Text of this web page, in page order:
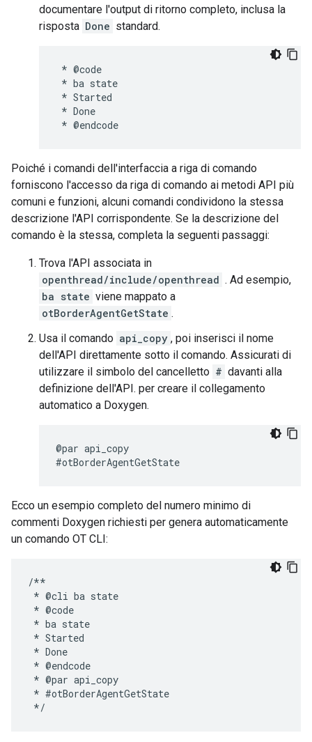
documentare l'output di ritorno completo, inclusa la
risposta Done standard.
* @code
* ba state
* Started
* Done
Poiché i comandi dell'interfaccia a riga di comando
forniscono l'accesso da riga di comando ai metodi API più
comuni e funzioni, alcuni comandi condividono la stessa
descrizione l'API corrispondente. Se la descrizione del
comando è la stessa, completa la seguenti passaggi:
Trova l'API associata in
openthread/include/openthread . Ad esempio,
ba state viene mappato a
otBorderAgentGetState .
Usa il comando api_copy , poi inserisci il nome
dell'API direttamente sotto il comando. Assicurati di
utilizzare il simbolo del cancelletto # davanti alla
definizione dell'API. per creare il collegamento
automatico a Doxygen.
@par api_copy
Ecco un esempio completo del numero minimo di
commenti Doxygen richiesti per genera automaticamente
un comando OT CLI:
/**
* @cli ba state
* @code
* ba state
* Started
* Done
* @endcode
* @par api_copy
* #otBorderAgentGetState